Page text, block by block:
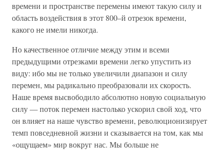
времени и пространстве перемены имеют такую силу и
область воздействия в этот 800–й отрезок времени,
какого не имели никогда.
Но качественное отличие между этим и всеми
предыдущими отрезками времени легко упустить из
виду: ибо мы не только увеличили диапазон и силу
перемен, мы радикально преобразовали их скорость.
Наше время высвободило абсолютно новую социальную
силу — поток перемен настолько ускорил свой ход, что
он влияет на наше чувство времени, революционизирует
темп повседневной жизни и сказывается на том, как мы
«ощущаем» мир вокруг нас. Мы больше не